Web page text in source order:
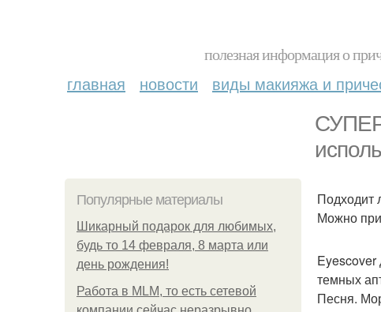
полезная информация о
главная новости виды макияжа и
СУПЕР
Популярные материалы
Шикарный подарок для любимых,
будь то 14 февраля, 8 марта или
день рождения!
Работа в MLM, то есть сетевой
Подходит
Можно
Eyescover
темных
Песня.